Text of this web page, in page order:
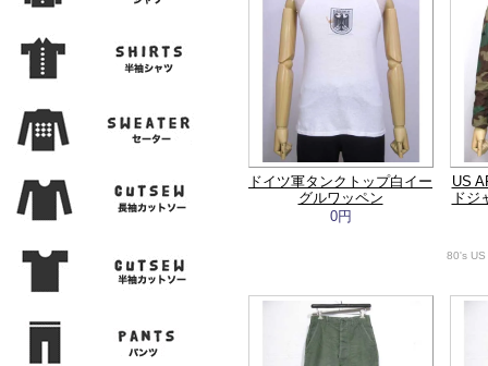
ドイツ軍タンクトップ白イー
グルワッペン
0円
US
ドジ
80's US